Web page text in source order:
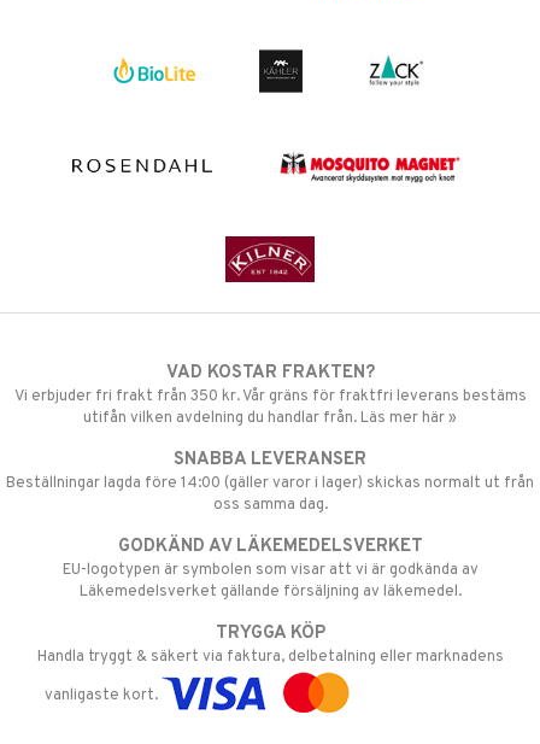
VAD KOSTAR FRAKTEN?
Vi erbjuder fri frakt från 350 kr. Vår gräns för fraktfri leverans bestäms
utifån vilken avdelning du handlar från. Läs mer här »
SNABBA LEVERANSER
Beställningar lagda före 14:00 (gäller varor i lager) skickas normalt ut från
oss samma dag.
GODKÄND AV LÄKEMEDELSVERKET
EU-logotypen är symbolen som visar att vi är godkända av
Läkemedelsverket gällande försäljning av läkemedel.
TRYGGA KÖP
Handla tryggt & säkert via faktura, delbetalning eller marknadens
vanligaste kort.